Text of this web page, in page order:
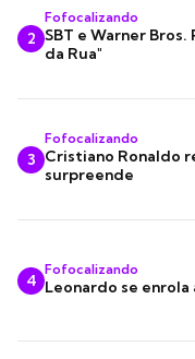
2
Fofocalizando
SBT e Warner
da Rua"
3
Fofocalizando
Cristiano Ronaldo
surpreende
4
Fofocalizando
Leonardo se